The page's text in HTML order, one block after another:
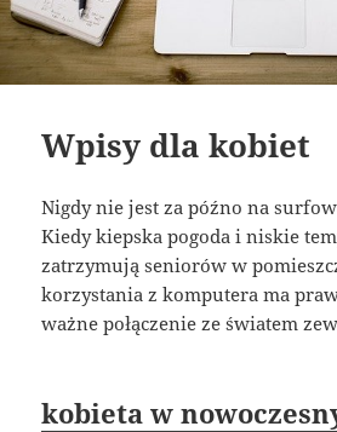
Wpisy dla kobiet
Nigdy nie jest za późno na
Kiedy kiepska pogoda i niskie
zatrzymują seniorów w
korzystania z komputera ma
ważne połączenie ze światem
kobieta w